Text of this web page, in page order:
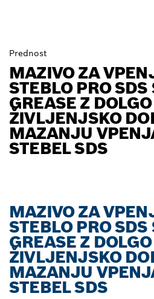
Prednost
MAZIVO ZA
STEBLO PRO
GREASE Z DOLGO
ŽIVLJENJSKO
MAZANJU
STEBEL SDS
MAZIVO ZA
STEBLO PRO
GREASE Z DOLGO
ŽIVLJENJSKO
MAZANJU
STEBEL SDS